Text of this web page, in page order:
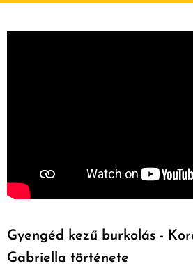
Gyengéd kezű burkolás -
Gabriella története